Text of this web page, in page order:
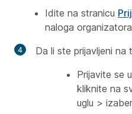
Idite na stranicu
naloga
Da li ste prijavljeni na
Prijavite se
kliknite na
uglu >